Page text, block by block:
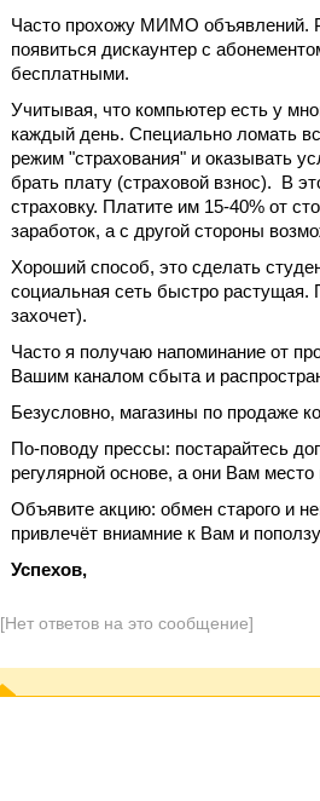
Часто прохожу МИМО объявлений.
появиться дискаунтер с
бесплатными.
Учитывая, что компьютер есть у
каждый день. Специально ломать
режим "страхования" и оказывать
брать плату (страховой взнос). В
страховку. Платите им 15-40% от
заработок, а с другой стороны
Хороший способ, это сделать
социальная сеть быстро растущая.
захочет).
Часто я получаю напоминание от
Вашим каналом сбыта и
Безусловно, магазины по продаже
По-поводу прессы: постарайтесь
регулярной основе, а они Вам место
Объявите акцию: обмен старого и
привлечёт вниамние к Вам и
Успехов,
[Нет ответов на это сообщение]